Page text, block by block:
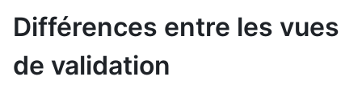
Différences entre les vues
de validation